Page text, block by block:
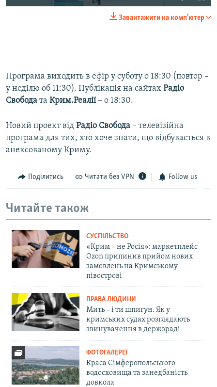
Завантажити на комп'ютер
Програма виходить в ефір у суботу о 18:30 (повтор –
у неділю об 11:30). Публікація на сайтах Радіо
Свобода та Крим.Реалії– о 18:30.
Новий проект від Радiо Свобода – телевізійна
програма для тих, хто хоче знати, що відбувається в
анексованому Криму.
Поділитись Читати без VPN Follow us
Читайте також
СУСПІЛЬСТВО
«Крим – не Росія»: маркетплейс
Ozon припинив прийом нових
замовлень на Кримському
півострові
ПРАВА ЛЮДИНИ
Мить – і ти шпигун. Як у
кримських судах розглядають
звинувачення в держзраді
ФОТОГАЛЕРЕЇ
Краса Сімферопольського
водосховища та занедбаність
довкола